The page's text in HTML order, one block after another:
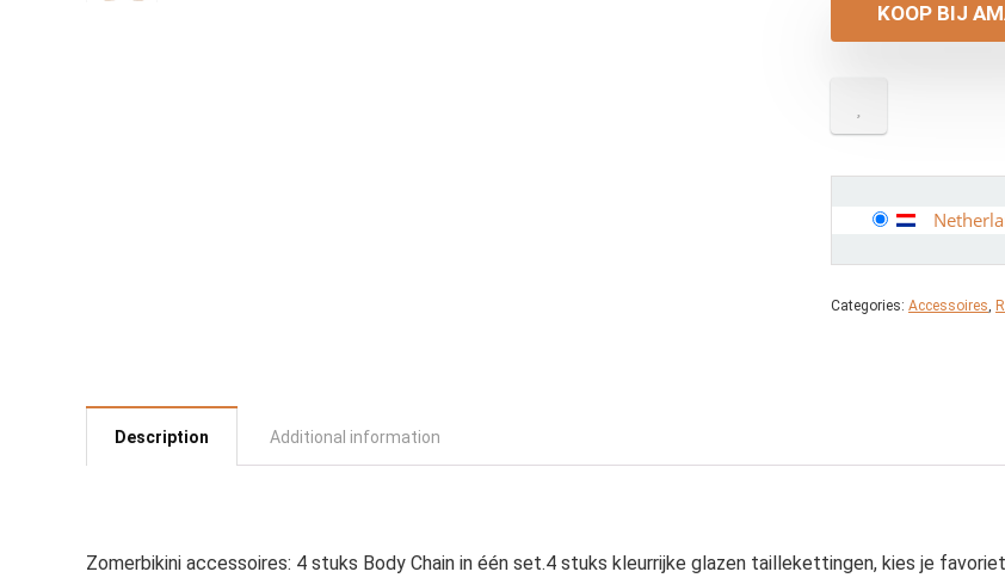
KOOP BIJ
Categories: Accessoires,
Description Additional information
Zomerbikini accessoires: 4 stuks Body Chain in één set.4 stuks kleurrijke glazen taillekettingen, kies je